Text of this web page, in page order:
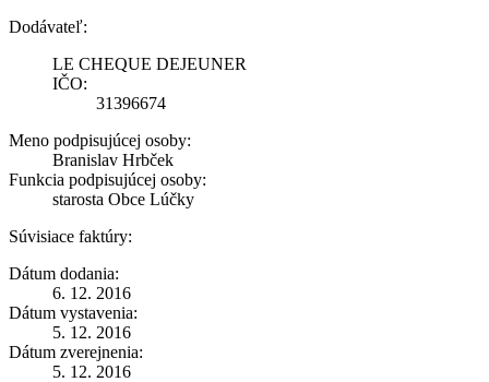
Dodávateľ:
LE CHEQUE DEJEUNER
IČO:
31396674
Meno podpisujúcej osoby:
Branislav Hrbček
Funkcia podpisujúcej osoby:
starosta Obce Lúčky
Súvisiace faktúry:
Dátum dodania:
6. 12. 2016
Dátum vystavenia:
5. 12. 2016
Dátum zverejnenia:
5. 12. 2016